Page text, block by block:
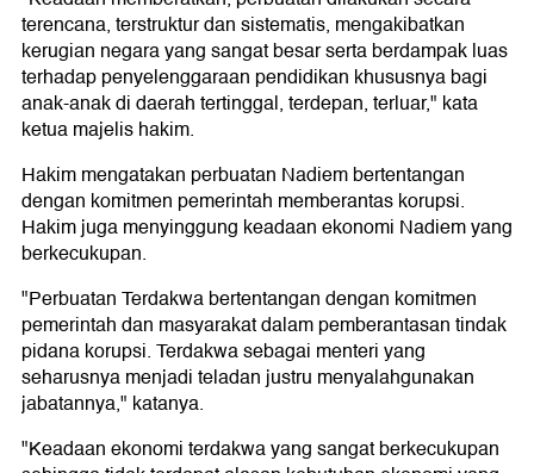
terencana, terstruktur dan sistematis, mengakibatkan
kerugian negara yang sangat besar serta berdampak luas
terhadap penyelenggaraan pendidikan khususnya bagi
anak-anak di daerah tertinggal, terdepan, terluar," kata
ketua majelis hakim.
Hakim mengatakan perbuatan Nadiem bertentangan
dengan komitmen pemerintah memberantas korupsi.
Hakim juga menyinggung keadaan ekonomi Nadiem yang
berkecukupan.
"Perbuatan Terdakwa bertentangan dengan komitmen
pemerintah dan masyarakat dalam pemberantasan tindak
pidana korupsi. Terdakwa sebagai menteri yang
seharusnya menjadi teladan justru menyalahgunakan
jabatannya," katanya.
"Keadaan ekonomi terdakwa yang sangat berkecukupan